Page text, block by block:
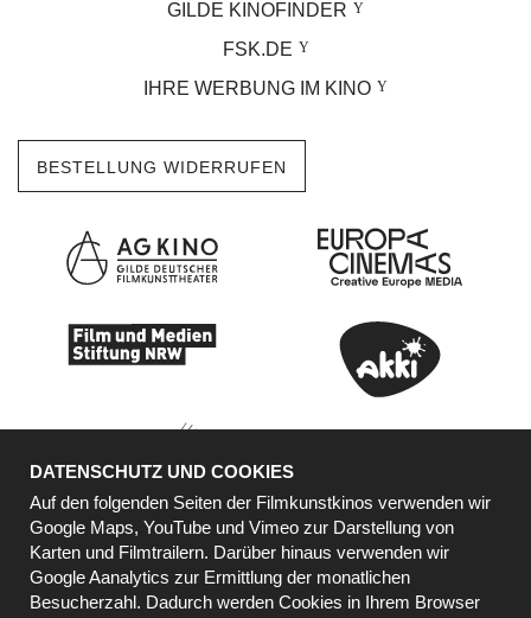
GILDE KINOFINDER
FSK.DE
IHRE WERBUNG IM KINO
BESTELLUNG WIDERRUFEN
KOOPERATIONSPARTNER
DATENSCHUTZ UND COOKIES
Auf den folgenden Seiten der Filmkunstkinos verwenden wir
Google Maps, YouTube und Vimeo zur Darstellung von
Karten und Filmtrailern. Darüber hinaus verwenden wir
Google Aanalytics zur Ermittlung der monatlichen
Besucherzahl. Dadurch werden Cookies in Ihrem Browser